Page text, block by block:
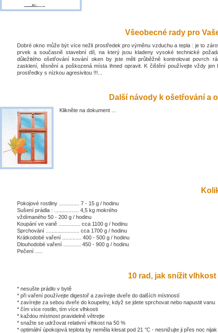
Všeobecné rady pro
Dobré okno může být více nežli prostředek pro výměnu vzduchu a tepla : je to
prvek a současně stavební díl, na který jsou kladeny vysoké technické
důležitého ošetřování kování oken by jste měli průběžně kontrolovat povrch
zasklení, těsnění a poškozená místa ihned opravit. K čištění používejte vždy jen
prostředky s nízkou agresivitou !!!...
Další návody k ošetřování a
Klikněte na dokument ...
Pokojové rostliny .............. 7 - 15 g / hodinu
Sušení prádla : ................. 4,5 kg mokrého
vždímaného 50 - 200 g / hodinu
Koupání ve vaně ............... cca 1100 g / hodinu
Sprchování ....................... cca 1700 g / hodinu
Krátkodobé vaření ............. 400 - 500 g / hodinu
Dlouhodobé vaření ............ 450 - 900 g / hodinu
Pečení .....
10 rad, jak snížit vlhkost
* nesušte prádlo v bytě
* při vaření používejte digestoř a zavírejte dveře do dalších místností
* zavírejte za sebou dveře do koupelny, když se jdete sprchovat nebo napustit vanu
* čím více rostlin, tím více vlhkosti
* každou místnost pravidelně větrejte
* snažte se udržovat relativní vlhkost na 50 %
* optimální úpokojová teplota by neměla klesat pod 21 °C - nesnižujte ji přes noc nijak